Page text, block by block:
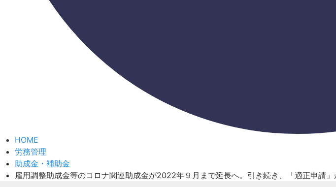
HOME
労務管理
助成金・補助金
雇用調整助成金等のコロナ関連助成金が2022年９月まで延長へ。引き続き、「適正申請」